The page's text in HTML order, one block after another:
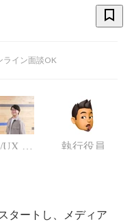
ライン面談OK
UI/UX デザイナー 執行役員
タートし、メディア